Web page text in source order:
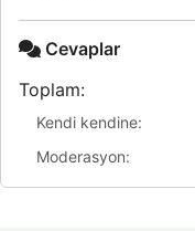
Cevaplar
Toplam:
Kendi kendine:
Moderasyon: